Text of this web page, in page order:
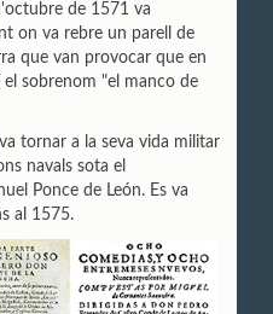
de 1571 va
on va rebre un parell de
que van provocar que en
sobrenom "el manco de
tornar a la seva vida militar
navals sota el
Ponce de León. Es va
al 1575.